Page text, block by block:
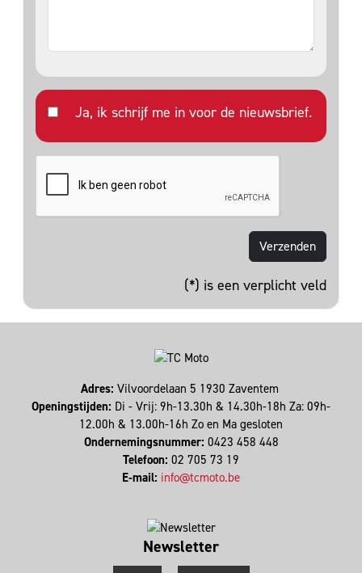
Ja, ik schrijf me in voor de nieuwsbrief.
(*) is een verplicht veld
Adres: Vilvoordelaan 5 1930 Zaventem
Openingstijden: Di - Vrij: 9h-13.30h & 14.30h-18h Za: 09h-
12.00h & 13.00h-16h Zo en Ma gesloten
Ondernemingsnummer: 0423 458 448
Telefoon: 02 705 73 19
E-mail: info@tcmoto.be
Newsletter